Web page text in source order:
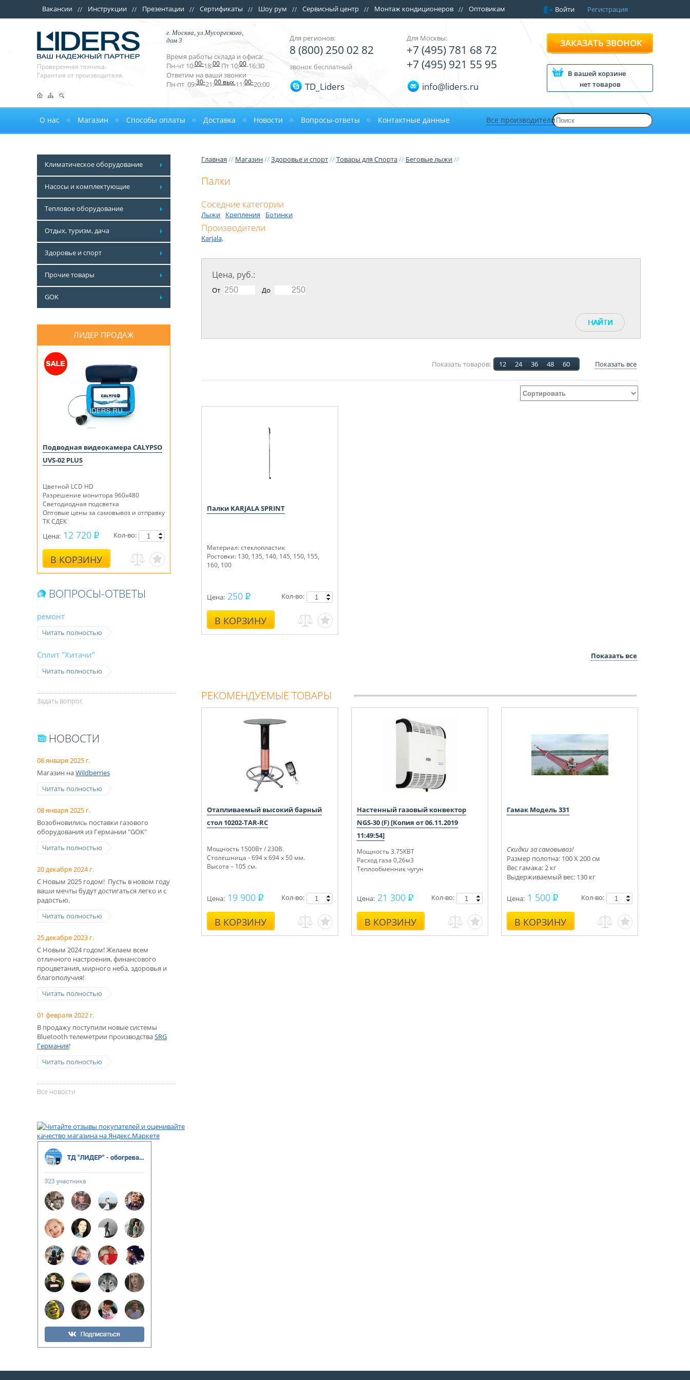
Вакансии Инструкции Презентации Сертификаты Шоу рум Сервисный центр Монтаж кондиционеров Оптовикам Войти Регистрация
Проверенная техника.
Гарантия от производителя.
г. Москва, ул.Мусоргского,
дом 3
Время работы склада и офиса:
Пн-чт 10:00-18:00 Пт 10:00-16:30
Ответим на ваши звонки
Пн-пт 09:30-21:00 вых 11:00-20:00
Для регионов:
8 (800) 250 02 82
звонок бесплатный
TD_Liders
Для Москвы:
+7 (495) 781 68 72
+7 (495) 921 55 95
info@liders.ru
ЗАКАЗАТЬ ЗВОНОК
В вашей корзине
нет товаров
О нас Магазин Способы оплаты Доставка Новости Вопросы-ответы Контактные данные Все производители
Климатическое оборудование
Насосы и комплектующие
Тепловое оборудование
Отдых, туризм, дача
Здоровье и спорт
Прочие товары
GOK
ЛИДЕР ПРОДАЖ
Подводная видеокамера CALYPSO
UVS-02 PLUS
Цветной LCD HD
Разрешение монитора 960х480
Светодиодная подсветка
Оптовые цены за самовывоз и отправку
ТК СДЕК
Цена: 12 720
В КОРЗИНУ
Кол-во:
ВОПРОСЫ-ОТВЕТЫ
ремонт
Читать полностью
Сплит "Хитачи"
Читать полностью
Задать вопрос
НОВОСТИ
08 января 2025 г.
Магазин наWildberries
Читать полностью
08 января 2025 г.
Возобновились поставки газового
оборудования из Германии "GOK"
Читать полностью
20 декабря 2024 г.
С Новым 2025 годом! Пусть в новом году
ваши мечты будут достигаться легко и с
радостью.
Читать полностью
25 декабря 2023 г.
С Новым 2024 годом! Желаем всем
отличного настроения, финансового
процветания, мирного неба, здоровья и
благополучия!
Читать полностью
01 февраля 2022 г.
В продажу поступили новые системы
Bluetooth телеметрии производстваSRG
Германия!
Читать полностью
Все новости
Главная // Магазин//Здоровье и спорт//Товары для Спорта// Беговые лыжи//
Палки
Соседние категории
Лыжи Крепления Ботинки
Производители
Karjala,
Цена, руб.:
От До
Показать товаров: 12 24 36 48 60 Показать все
Палки KARJALA SPRINT
Материал: стеклопластик
Ростовки: 130, 135, 140, 145, 150, 155,
160, 100
Цена: 250
В КОРЗИНУ
Кол-во:
Показать все
РЕКОМЕНДУЕМЫЕ ТОВАРЫ
Отапливаемый высокий барный
стол 10202-TAR-RC
Мощность 1500Вт / 230В.
Столешница - 694 х 694 х 50 мм.
Высота – 105 см.
Цена: 19 900
В КОРЗИНУ
Кол-во:
Настенный газовый конвектор
NGS-30 (F) [Копия от 06.11.2019
11:49:54]
Мощность 3.75КВТ
Расход газа 0,26м3
Теплообменник чугун
Цена: 21 300
В КОРЗИНУ
Кол-во:
Гамак Модель 331
Скидки за самовывоз!
Размер полотна: 100 Х 200 см
Вес гамака: 2 кг
Выдерживаемый вес: 130 кг
Цена: 1 500
В КОРЗИНУ
Кол-во: